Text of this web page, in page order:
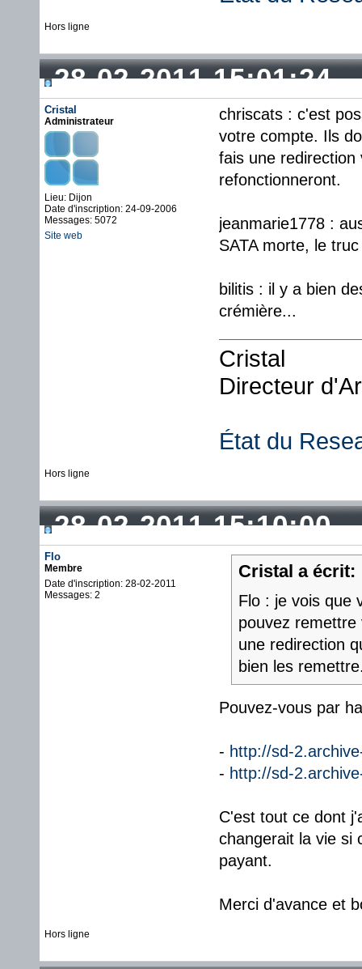
Hors ligne
28-02-2011 15:01:24
Cristal
Administrateur
Lieu: Dijon
Date d'inscription: 24-09-2006
Messages: 5072
Site web
chriscats : c'est
votre compte. Ils
fais une
refonctionneront.
jeanmarie1778 :
SATA morte, le
bilitis : il y a bien
crémière...
Cristal
Directeur
État du
Hors ligne
28-02-2011 15:10:00
Flo
Membre
Date d'inscription: 28-02-2011
Messages: 2
Cristal a écrit:
Flo : je vois que
pouvez
une redirection
bien les
Pouvez-vous par
- http://sd-
- http://sd-
C'est tout ce dont
changerait la vie si
payant.
Merci d'avance et
Hors ligne